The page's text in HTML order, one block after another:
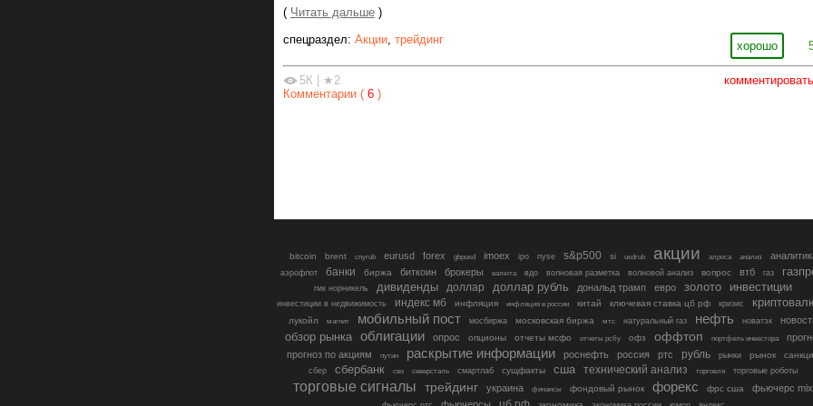
( Читать дальше )
хорошо
спецраздел: Акции, трейдинг
комментировать
5К | ★2
Комментарии ( 6 )
bitcoin brent cnyrub eurusd forex gbpusd imoex ipo nyse s&p500 si usdrub акции алроса анализ
аэрофлот банки биржа биткоин брокеры валюта вдо волновая разметка волновой анализ вопрос втб газ
гмк норникель дивиденды доллар доллар рубль дональд трамп евро золото инвестиции
инвестиции в недвижимость индекс мб инфляция инфляция в россии китай ключевая ставка цб рф кризис
лукойл магнит мобильный пост мосбиржа московская биржа мтс натуральный газ нефть новатэк
обзор рынка облигации опрос опционы отчеты мсфо отчеты рсбу офз оффтоп портфель инвестора
прогноз по акциям
путин раскрытие информации роснефть россия ртс рубль рынки рынок
сбер сбербанк сво северсталь смартлаб сущфакты сша технический анализ торговля торговые роботы
торговые сигналы трейдинг украина финансы фондовый рынок форекс фрс сша фьючерс mix